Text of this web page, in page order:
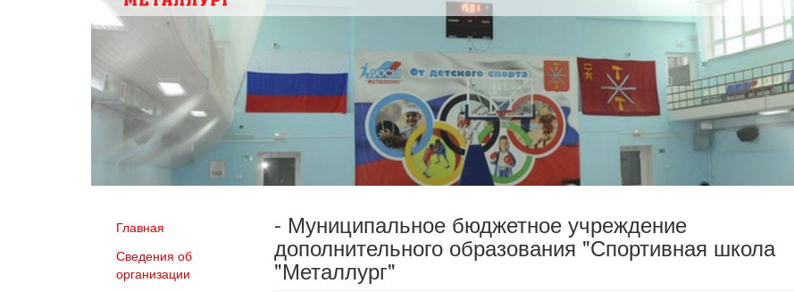
Главная
Сведения об
организации
- Муниципальное бюджетное учреждение
дополнительного образования "Спортивная школа
"Металлург"